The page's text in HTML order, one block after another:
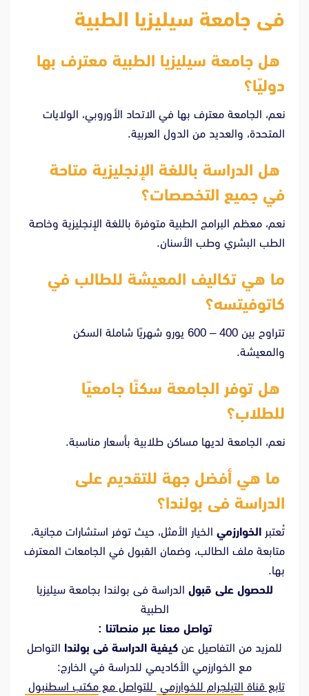
فى جامعة سيليزيا الطبية
هل جامعة سيليزيا الطبية معترف بها
دوليًا؟
نعم، الجامعة معترف بها في الاتحاد الأوروبي، الولايات
المتحدة، والعديد من الدول العربية.
هل الدراسة باللغة الإنجليزية متاحة
في جميع التخصصات؟
نعم، معظم البرامج الطبية متوفرة باللغة الإنجليزية وخاصة
الطب البشري وطب الأسنان.
ما هي تكاليف المعيشة للطالب في
كاتوفيتسه؟
تتراوح بين 400 – 600 يورو شهريًا شاملة السكن
والمعيشة.
هل توفر الجامعة سكنًا جامعيًا
للطلاب؟
نعم، الجامعة لديها مساكن طلابية بأسعار مناسبة.
ما هي أفضل جهة للتقديم على
الدراسة فى بولندا؟
تُعتبر الخوارزمي الخيار الأمثل، حيث توفر استشارات مجانية،
متابعة ملف الطالب، وضمان القبول في الجامعات المعترف
بها.
للحصول على قبول الدراسة فى بولندا بجامعة سيليزيا
الطبية
تواصل معنا عبر منصاتنا :
للمزيد من التفاصيل عن كيفية الدراسة فى بولندا التواصل
مع الخوارزمي الأكاديمي للدراسة في الخارج:
تابع قناة التيلجرام للخوارزمي للتواصل معمكتب اسطنبول